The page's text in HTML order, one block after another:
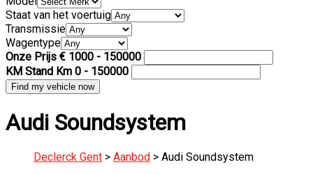
Staat van het voertuig
Transmissie
Wagentype
Onze Prijs € 1000 - 150000
KM Stand Km 0 - 150000
Audi Soundsystem
Declerck Gent > Aanbod > Audi Soundsystem